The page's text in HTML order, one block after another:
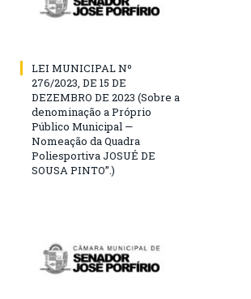
LEI MUNICIPAL Nº
276/2023, DE 15 DE
DEZEMBRO DE 2023 (Sobre a
denominação a Próprio
Público Municipal —
Nomeação da Quadra
Poliesportiva JOSUÉ DE
SOUSA PINTO”.)